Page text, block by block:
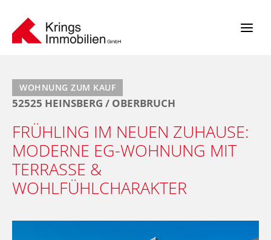
Inhalt
springen
WOHNUNG ZUM KAUF
52525 HEINSBERG / OBERBRUCH
FRÜHLING IM NEUEN ZUHAUSE:
MODERNE EG-WOHNUNG MIT
TERRASSE &
WOHLFÜHLCHARAKTER